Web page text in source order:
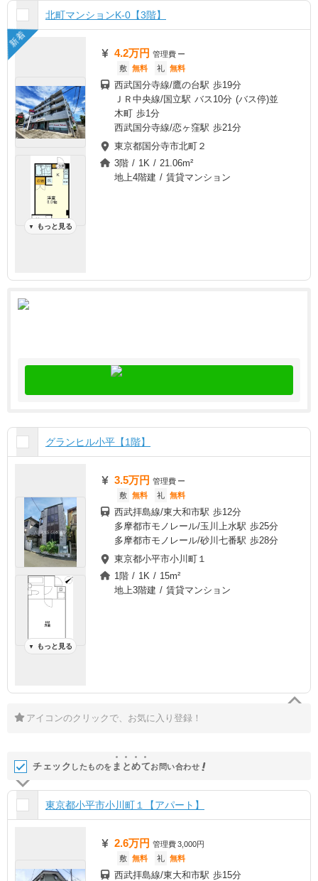
北町マンションK-0【3階】
新着
▼ もっと見る
4.2万円 管理費 ー
敷 無料 礼 無料
西武国分寺線/鷹の台駅 歩19分
ＪＲ中央線/国立駅 バス10分 (バス停)並
木町 歩1分
西武国分寺線/恋ヶ窪駅 歩21分
東京都国分寺市北町２
3階 / 1K / 21.06m²
地上4階建 / 賃貸マンション
グランヒル小平【1階】
▼ もっと見る
3.5万円 管理費 ー
敷 無料 礼 無料
西武拝島線/東大和市駅 歩12分
多摩都市モノレール/玉川上水駅 歩25分
多摩都市モノレール/砂川七番駅 歩28分
東京都小平市小川町１
1階 / 1K / 15m²
地上3階建 / 賃貸マンション
アイコンのクリックで、お気に入り登録！
チェック したものを ま とめてお問い合わせ
東京都小平市小川町１【アパート】
2.6万円 管理費3,000円
敷 無料 礼 無料
西武拝島線/東大和市駅 歩15分